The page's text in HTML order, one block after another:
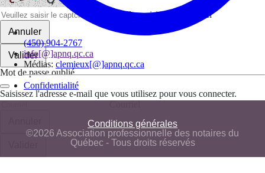
(450) 904-2767
info[@]apnq.qc.ca
Médias: clemieux[@]apnq.qc.ca
Confidentialité
Conditions générales
©2026 Association professionnelle des notaires du
Québec - Tous droits réservés
Veuillez saisir le captcha ici
Annuler
Valider
Mot de passe oublié
Saisissez l'adresse e-mail que vous utilisez pour vous connecter.